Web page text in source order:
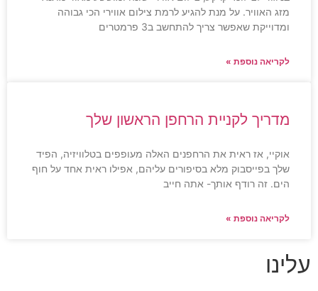
מזג האוויר. על מנת להגיע לרמת צילום אווירי הכי גבוהה
ומדוייקת שאפשר צריך להתחשב ב3 פרמטרים
לקריאה נוספת »
מדריך לקניית הרחפן הראשון שלך
אוקיי, אז ראית את הרחפנים האלה מעופפים בטלוויזיה, הפיד
שלך בפייסבוק מלא בסיפורים עליהם, אפילו ראית אחד על חוף
הים. זה רודף אותך- אתה חייב
לקריאה נוספת »
עלינו